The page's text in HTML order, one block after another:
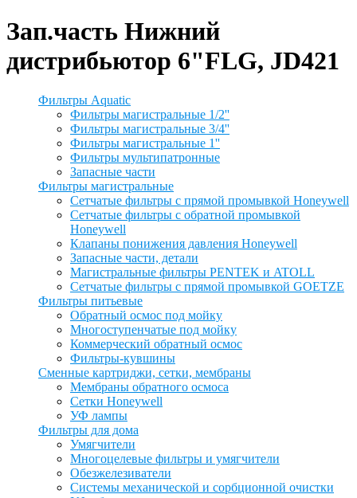
Зап.часть Нижний
дистрибьютор 6"FLG, JD421
Фильтры Aquatic
Фильтры магистральные 1/2''
Фильтры магистральные 3/4''
Фильтры магистральные 1''
Фильтры мультипатронные
Запасные части
Фильтры магистральные
Сетчатые фильтры с прямой промывкой Honeywell
Сетчатые фильтры с обратной промывкой
Honeywell
Клапаны понижения давления Honeywell
Запасные части, детали
Магистральные фильтры PENTEK и ATOLL
Сетчатые фильтры с прямой промывкой GOETZE
Фильтры питьевые
Обратный осмос под мойку
Многоступенчатые под мойку
Коммерческий обратный осмос
Фильтры-кувшины
Сменные картриджи, сетки, мембраны
Мембраны обратного осмоса
Сетки Honeywell
УФ лампы
Фильтры для дома
Умягчители
Многоцелевые фильтры и умягчители
Обезжелезиватели
Системы механической и сорбционной очистки